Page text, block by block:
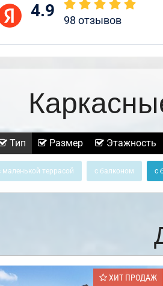
4.9 98 отзывов
Тип Размер Этажность
маленькой террасой с балконом с
ХИТ ПРОДАЖ